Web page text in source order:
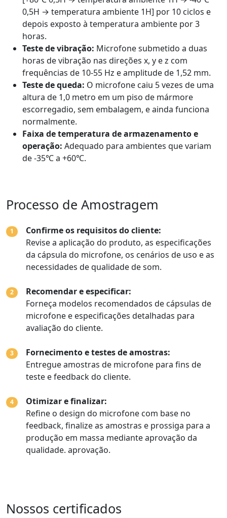
0,5H → temperatura ambiente 1H] por 10 ciclos e
depois exposto à temperatura ambiente por 3
horas.
Teste de vibração: Microfone submetido a duas
horas de vibração nas direções x, y e z com
frequências de 10-55 Hz e amplitude de 1,52 mm.
Teste de queda: O microfone caiu 5 vezes de uma
altura de 1,0 metro em um piso de mármore
escorregadio, sem embalagem, e ainda funciona
normalmente.
Faixa de temperatura de armazenamento e
operação: Adequado para ambientes que variam
de -35℃ a +60℃.
Processo de Amostragem
1
Confirme os requisitos do cliente:
Revise a aplicação do produto, as especificações
da cápsula do microfone, os cenários de uso e as
necessidades de qualidade de som.
2
Recomendar e especificar:
Forneça modelos recomendados de cápsulas de
microfone e especificações detalhadas para
avaliação do cliente.
3
Fornecimento e testes de amostras:
Entregue amostras de microfone para fins de
teste e feedback do cliente.
4
Otimizar e finalizar:
Refine o design do microfone com base no
feedback, finalize as amostras e prossiga para a
produção em massa mediante aprovação da
qualidade. aprovação.
Nossos certificados